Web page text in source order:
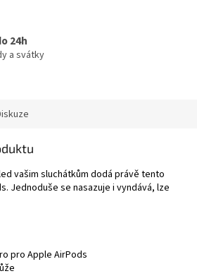
24h
a svátky
vašim sluchátkům dodá právě tento
Jednoduše se nasazuje i vyndává, lze
pro Apple AirPods